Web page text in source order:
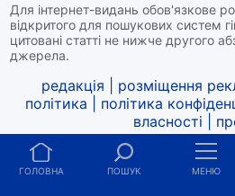
Для інтернет-видань обов'язкове
відкритого для пошукових систем
цитовані статті не нижче другого
джерела.
редакція розміщення
політика
політика
власності
ГОЛОВНА ПОШУК МЕНЮ